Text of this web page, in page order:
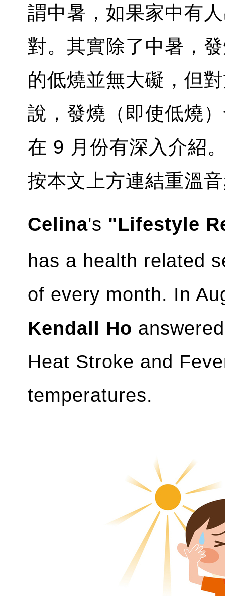
謂中暑，如果家中有
對。其實除了中暑，
的低燒並無大礙，但
說，發燒（即使低燒
在 9 月份有深入介紹
按本文上方連結重溫
Celina's "Lifestyle
has a health related
of every month. In
Kendall Ho
Heat Stroke and
temperatures.